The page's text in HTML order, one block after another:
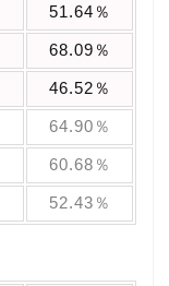
51.64％
68.09％
46.52％
64.90％
60.68％
52.43％